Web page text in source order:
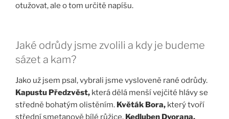
otužovat, ale o tom určitě napíšu.
Jaké odrůdy jsme zvolili a kdy je budeme
sázet a kam?
Jako už jsem psal, vybrali jsme vysloveně rané odrůdy.
Kapustu Předzvěst, která dělá menší vejčité hlávy se
středně bohatým olistěním. Květák Bora, který tvoří
střední smetanově bílé růžice. Kedluben Dvorana,